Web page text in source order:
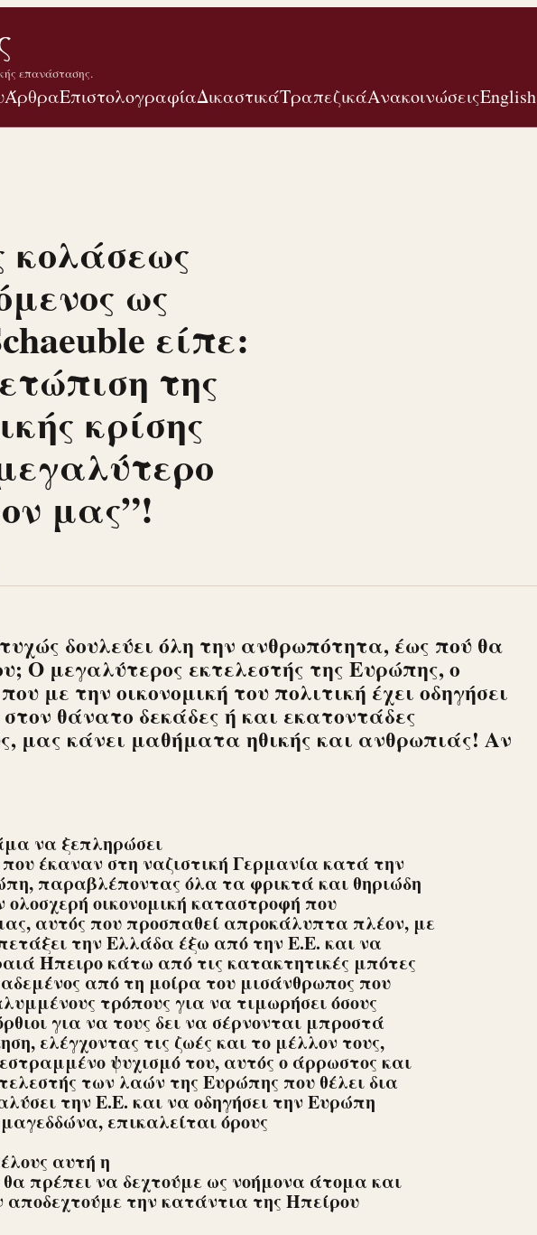
επανάστασης.
ΆρθραΕπιστολογραφίαΔικαστικάΤραπεζικάΑνακοινώσειςEnglish
κολάσεως
ως
είπε:
της
κρίσης
μας”!
δουλεύει όλη την ανθρωπότητα, έως πού θα
Ο μεγαλύτερος εκτελεστής της Ευρώπης, ο
με την οικονομική του πολιτική έχει οδηγήσει
θάνατο δεκάδες ή και εκατοντάδες
μας κάνει μαθήματα ηθικής και ανθρωπιάς! Αν
να ξεπληρώσει
έκαναν στη ναζιστική Γερμανία κατά την
παραβλέποντας όλα τα φρικτά και θηριώδη
οικονομική καταστροφή που
αυτός που προσπαθεί απροκάλυπτα πλέον, με
την Ελλάδα έξω από την Ε.Ε. και να
Ήπειρο κάτω από τις κατακτητικές μπότες
από τη μοίρα του μισάνθρωπος που
τρόπους για να τιμωρήσει όσους
για να τους δει να σέρνονται μπροστά
ελέγχοντας τις ζωές και το μέλλον τους,
ψυχισμό του, αυτός ο άρρωστος και
των λαών της Ευρώπης που θέλει δια
την Ε.Ε. και να οδηγήσει την Ευρώπη
επικαλείται όρους
αυτή η
πρέπει να δεχτούμε ως νοήμονα άτομα και
αποδεχτούμε την κατάντια της Ηπείρου